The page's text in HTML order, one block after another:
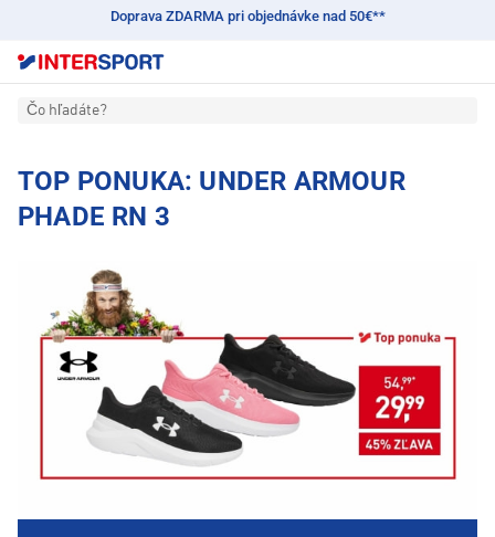
Doprava ZDARMA pri objednávke nad 50€**
Čo hľadáte?
TOP PONUKA: UNDER ARMOUR
PHADE RN 3